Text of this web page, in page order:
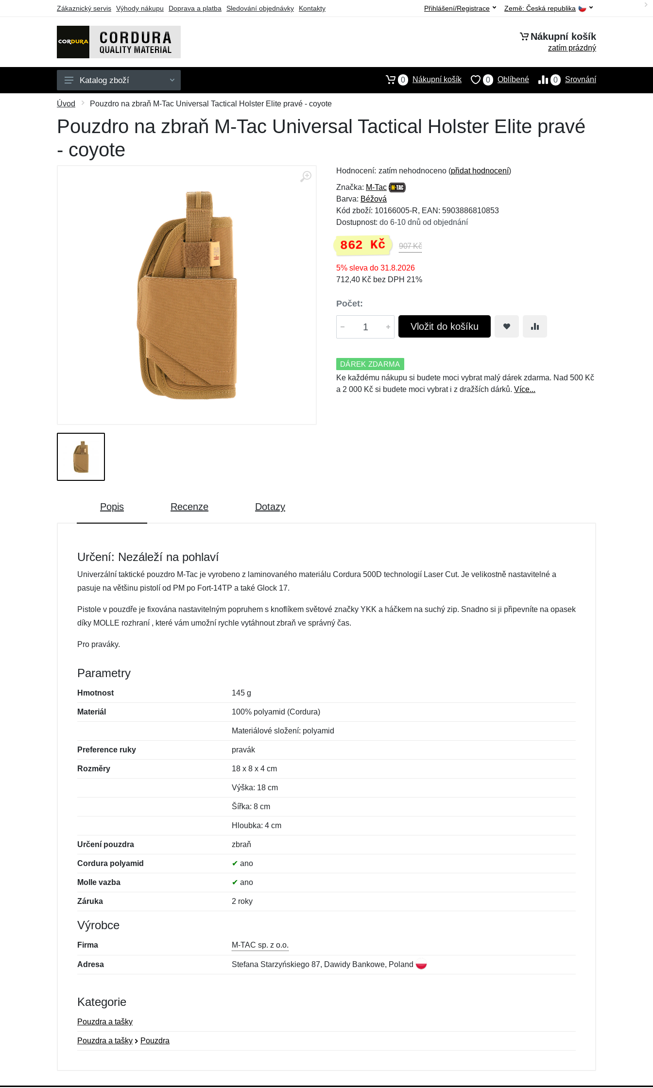
Zákaznický servis Výhody nákupu Doprava a platba Sledování objednávky Kontakty Země: Česká republika
Přihlášení/Registrace
Nákupní košík
zatím prázdný
Oblečení
Doplňky
Pouzdra a tašky
Katalog zboží 0 Srovnání
0 Oblíbené
0 Nákupní košík
Úvod Pouzdro na zbraň M-Tac Universal Tactical Holster Elite pravé - coyote
Pouzdro na zbraň M-Tac Universal Tactical Holster Elite pravé
- coyote
Hodnocení: zatím nehodnoceno (přidat hodnocení)
Značka: M-Tac
Barva: Béžová
Kód zboží: 10166005-R, EAN: 5903886810853
Dostupnost: do 6-10 dnů od objednání
862 Kč 907 Kč
5% sleva do 31.8.2026
712,40 Kč bez DPH 21%
Počet:
Vložit do košíku
DÁREK ZDARMA
Ke každému nákupu si budete moci vybrat malý dárek zdarma. Nad 500 Kč
a 2 000 Kč si budete moci vybrat i z dražších dárků. Více...
Popis Recenze Dotazy
Určení: Nezáleží na pohlaví
Univerzální taktické pouzdro M-Tac je vyrobeno z laminovaného materiálu Cordura 500D technologií Laser Cut. Je velikostně nastavitelné a
pasuje na většinu pistolí od PM po Fort-14TP a také Glock 17.
Pistole v pouzdře je fixována nastavitelným popruhem s knoflíkem světové značky YKK a háčkem na suchý zip. Snadno si ji připevníte na opasek
díky MOLLE rozhraní , které vám umožní rychle vytáhnout zbraň ve správný čas.
Pro praváky.
Parametry
Hmotnost 145 g
Materiál 100% polyamid (Cordura)
Materiálové složení: polyamid
Preference ruky pravák
Rozměry 18 x 8 x 4 cm
Výška: 18 cm
Šířka: 8 cm
Hloubka: 4 cm
Určení pouzdra zbraň
Cordura polyamid ✔ ano
Molle vazba ✔ ano
Záruka 2 roky
Výrobce
Firma M-TAC sp. z o.o.
Adresa Stefana Starzyńskiego 87, Dawidy Bankowe, Poland
Kategorie
Pouzdra a tašky
Pouzdra a tašky Pouzdra